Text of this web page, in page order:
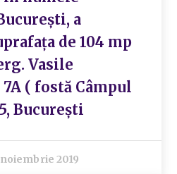
a
de 104 mp
Vasile
( fostă Câmpul
București
noiembrie 2019